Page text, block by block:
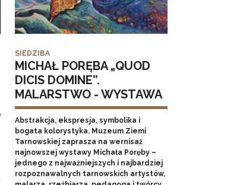
SIEDZIBA
MICHAŁ PORĘBA „QUOD
DICIS DOMINE”.
MALARSTWO - WYSTAWA
Abstrakcja, ekspresja, symbolika i
bogata kolorystyka. Muzeum Ziemi
Tarnowskiej zaprasza na wernisaż
najnowszej wystawy Michała Poręby –
jednego z najważniejszych i najbardziej
rozpoznawalnych tarnowskich artystów,